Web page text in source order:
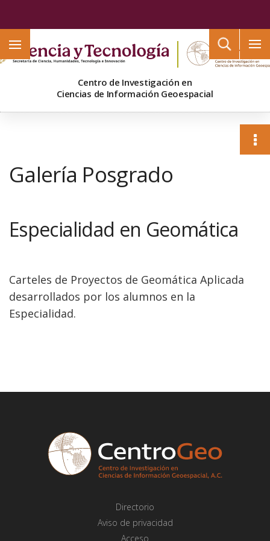
Centro de Investigación en
Ciencias de Información Geoespacial
Galería Posgrado
Especialidad en Geomática
Carteles de Proyectos de Geomática Aplicada
desarrollados por los alumnos en la
Especialidad.
Directorio
Aviso de privacidad
Acceso